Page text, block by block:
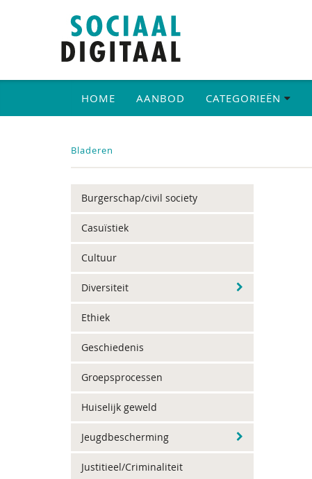
HOME AANBOD CATEGORIEËN
Bladeren
Burgerschap/civil society
Casuïstiek
Cultuur
Diversiteit
Ethiek
Geschiedenis
Groepsprocessen
Huiselijk geweld
Jeugdbescherming
Justitieel/Criminaliteit